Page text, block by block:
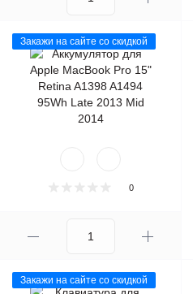
Закажи на сайте со скидкой
0
Закажи на сайте со скидкой